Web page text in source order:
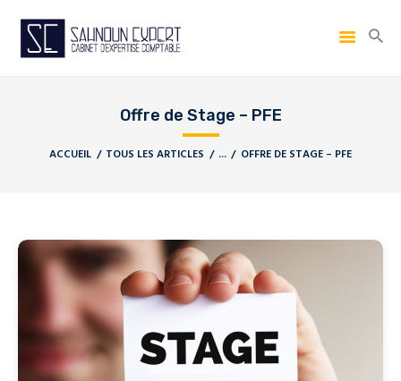
Offre de Stage – PFE
ACCUEIL TOUS LES ARTICLES ... OFFRE DE STAGE – PFE